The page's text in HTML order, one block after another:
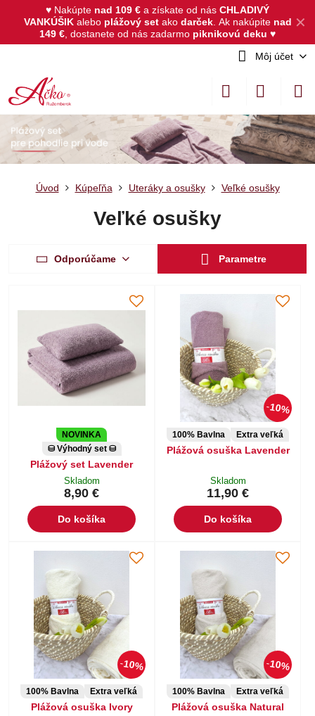
✕
♥ Nakúpte nad 109 € a získate od nás CHLADIVÝ
VANKÚŠIKalebo plážový set akodarček. Ak nakúpite nad
149 € , dostanete od nás zadarmo piknikovú deku ♥
Môj účet
Úvod Kúpeľňa Uteráky a osušky Veľké osušky
Veľké osušky
Odporúčame Parametre
NOVINKA
⛁ Výhodný set ⛁
Plážový set Lavender
Skladom
8,90 €
Do košíka
10%
100% Bavlna Extra veľká
Plážová osuška Lavender
Skladom
11,90 €
Do košíka
10%
100% Bavlna Extra veľká
Plážová osuška Ivory
10%
100% Bavlna Extra veľká
Plážová osuška Natural